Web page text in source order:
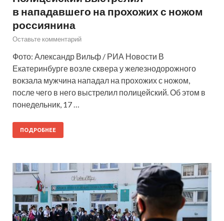
в нападавшего на прохожих с ножом
россиянина
Оставьте комментарий
Фото: Александр Вильф / РИА Новости В
Екатеринбурге возле сквера у железнодорожного
вокзала мужчина нападал на прохожих с ножом,
после чего в него выстрелил полицейский. Об этом в
понедельник, 17 …
ПОДРОБНЕЕ